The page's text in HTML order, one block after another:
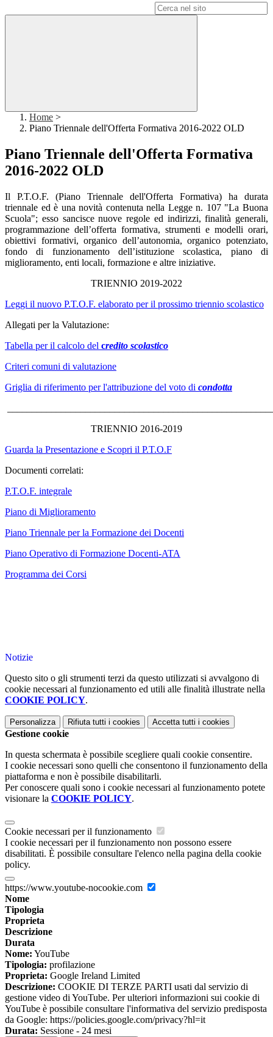
Home >
Piano Triennale dell'Offerta Formativa 2016-2022 OLD
Piano Triennale dell'Offerta Formativa
2016-2022 OLD
Il P.T.O.F. (Piano Triennale dell'Offerta Formativa) ha durata
triennale ed è una novità contenuta nella Legge n. 107 "La Buona
Scuola"; esso sancisce nuove regole ed indirizzi, finalità generali,
programmazione dell’offerta formativa, strumenti e modelli orari,
obiettivi formativi, organico dell’autonomia, organico potenziato,
fondo di funzionamento dell’istituzione scolastica, piano di
miglioramento, enti locali, formazione e altre iniziative.
TRIENNIO 2019-2022
Leggi il nuovo P.T.O.F. elaborato per il prossimo triennio scolastico
Allegati per la Valutazione:
Tabella per il calcolo del credito scolastico
Criteri comuni di valutazione
Griglia di riferimento per l'attribuzione del voto di condotta
TRIENNIO 2016-2019
Guarda la Presentazione e Scopri il P.T.O.F
Documenti correlati:
P.T.O.F. integrale
Piano di Miglioramento
Piano Triennale per la Formazione dei Docenti
Piano Operativo di Formazione Docenti-ATA
Programma dei Corsi
Notizie
Questo sito o gli strumenti terzi da questo utilizzati si avvalgono di
cookie necessari al funzionamento ed utili alle finalità illustrate nella
COOKIE POLICY.
Personalizza Rifiuta tutti i cookies Accetta tutti i cookies
Gestione cookie
In questa schermata è possibile scegliere quali cookie consentire.
I cookie necessari sono quelli che consentono il funzionamento della
piattaforma e non è possibile disabilitarli.
Per conoscere quali sono i cookie necessari al funzionamento potete
visionare la COOKIE POLICY.
Cookie necessari per il funzionamento
I cookie necessari per il funzionamento non possono essere
disabilitati. È possibile consultare l'elenco nella pagina della cookie
policy.
https://www.youtube-nocookie.com
Nome
Tipologia
Proprieta
Descrizione
Durata
Nome: YouTube
Tipologia: profilazione
Proprieta: Google Ireland Limited
Descrizione: COOKIE DI TERZE PARTI usati dal servizio di
gestione video di YouTube. Per ulteriori informazioni sui cookie di
YouTube è possibile consultare l'informativa del servizio predisposta
da Google: https://policies.google.com/privacy?hl=it
Durata: Sessione - 24 mesi